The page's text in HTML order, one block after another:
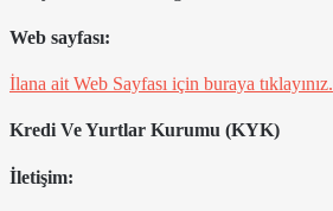
Web sayfası:
İlana ait Web Sayfası için buraya tıklayınız.
Kredi Ve Yurtlar Kurumu (KYK)
İletişim: